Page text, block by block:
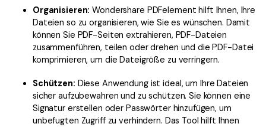
Organisieren: Wondershare PDFelement hilft Ihnen, Ihre
Dateien so zu organisieren, wie Sie es wünschen. Damit
können Sie PDF-Seiten extrahieren, PDF-Dateien
zusammenführen, teilen oder drehen und die PDF-Datei
komprimieren, um die Dateigröße zu verringern.
Schützen: Diese Anwendung ist ideal, um Ihre Dateien
sicher aufzubewahren und zu schützen. Sie können eine
Signatur erstellen oder Passwörter hinzufügen, um
unbefugten Zugriff zu verhindern. Das Tool hilft Ihnen